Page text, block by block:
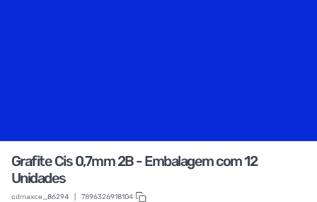
Grafite Cis 0,7mm 2B - Embalagem com 12
Unidades
cdmaxce_86294 7896326918104